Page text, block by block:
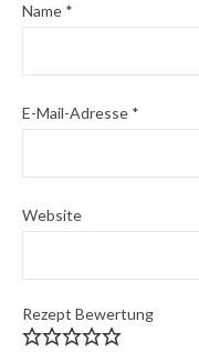
Name *
E-Mail-Adresse *
Website
Rezept Bewertung